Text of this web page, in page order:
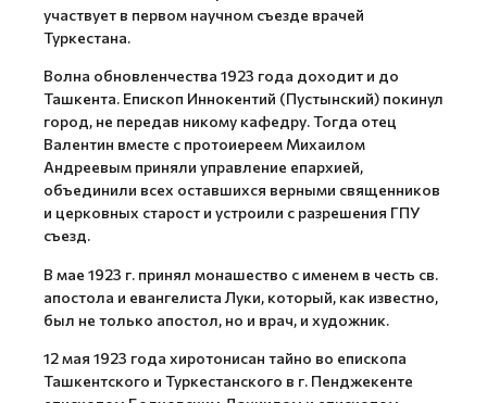
участвует в первом научном съезде врачей
Туркестана.
Волна обновленчества 1923 года доходит и до
Ташкента. Епископ Иннокентий (Пустынский) покинул
город, не передав никому кафедру. Тогда отец
Валентин вместе с протоиереем Михаилом
Андреевым приняли управление епархией,
объединили всех оставшихся верными священников
и церковных старост и устроили с разрешения ГПУ
съезд.
В мае 1923 г. принял монашество с именем в честь св.
апостола и евангелиста Луки, который, как известно,
был не только апостол, но и врач, и художник.
12 мая 1923 года хиротонисан тайно во епископа
Ташкентского и Туркестанского в г. Пенджекенте